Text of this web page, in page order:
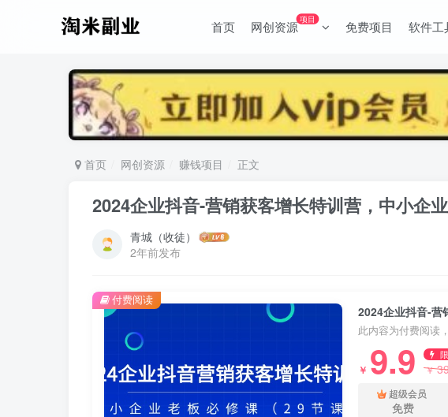
首页 网创资源项目 免费项目 软件工
首页 网创资源 赚钱项目 正文
2024企业抖音-营销获客增长特训营，中小企
青城（收徒）
2年前发布
此内容为付费阅读
￥ 9.9 ￥
超级会员
免费
付费阅读